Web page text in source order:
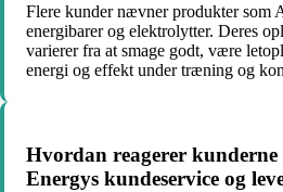
Flere kunder nævner produkter som
energibarer og elektrolytter. Deres
varierer fra at smage godt, være
energi og effekt under træning og
Hvordan reagerer
Energys kundeservice og